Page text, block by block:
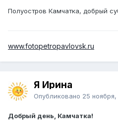
Полуостров Камчатка, добрый
www.fotopetropavlovsk.ru
Я Ирина
Опубликовано 25 ноября,
Добрый день, Камчатка!